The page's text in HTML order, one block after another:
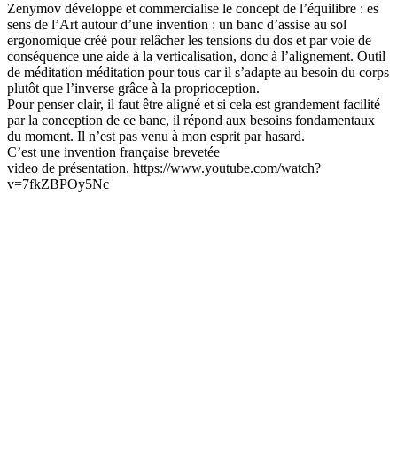
Nom:
email:
Message:
Zenymov développe et commercialise le concept de l’équilibre : es
sens de l’Art autour d’une invention : un banc d’assise au sol
ergonomique créé pour relâcher les tensions du dos et par voie de
conséquence une aide à la verticalisation, donc à l’alignement. Outil
de méditation méditation pour tous car il s’adapte au besoin du corps
plutôt que l’inverse grâce à la proprioception.
Pour penser clair, il faut être aligné et si cela est grandement facilité
par la conception de ce banc, il répond aux besoins fondamentaux
du moment. Il n’est pas venu à mon esprit par hasard.
C’est une invention française brevetée
video de présentation. https://www.youtube.com/watch?
v=7fkZBPOy5Nc